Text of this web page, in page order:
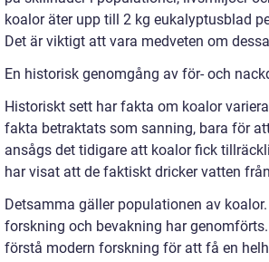
koalor äter upp till 2 kg eukalyptusblad
Det är viktigt att vara medveten om
En historisk genomgång av för- och
Historiskt sett har fakta om koalor
fakta betraktats som sanning, bara för
ansågs det tidigare att koalor fick
har visat att de faktiskt dricker vatten
Detsamma gäller populationen av
forskning och bevakning har
förstå modern forskning för att få en